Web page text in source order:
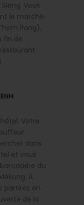
Vous
le marché
Pong).
fin de
Votre
dans
et vous
du
À
partirez en
de la